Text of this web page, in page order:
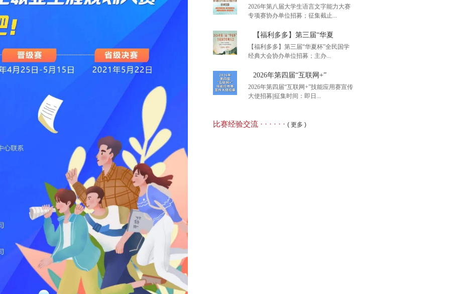
2026年第八届大学生语言文
2026年第八届大学生语言文字能力大赛
专项赛协办单位招募；征集截止...
2026年第八届大学生语言文
【福利多多】第三届“华夏
【福利多多】第三届“华夏杯”全民国学
经典大会协办单位招募；主办...
【福利多多】第三届“华夏
2026年第四届“互联网+”
2026年第四届“互联网+”技能应用赛宣传
大使招募||征集时间：即日...
比赛经验交流 · · · · · · ( 更多 )